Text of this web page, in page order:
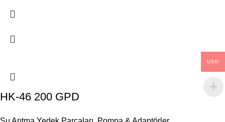
HK-46 200 GPD
USD